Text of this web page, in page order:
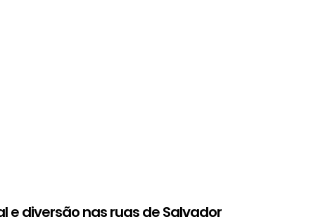
e diversão nas ruas de Salvador